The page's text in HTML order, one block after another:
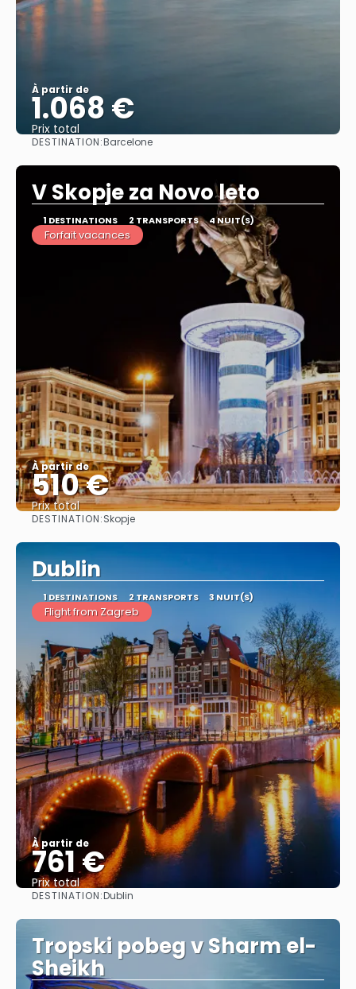
À partir de
1.068 €
Prix ​​total
DESTINATION:Barcelone
V Skopje za Novo leto
1 DESTINATIONS 2 TRANSPORTS 4 NUIT(S)
Forfait vacances
À partir de
510 €
Prix ​​total
DESTINATION:Skopje
Dublin
1 DESTINATIONS 2 TRANSPORTS 3 NUIT(S)
Flight from Zagreb
À partir de
761 €
Prix ​​total
DESTINATION:Dublin
Tropski pobeg v Sharm el-
Sheikh